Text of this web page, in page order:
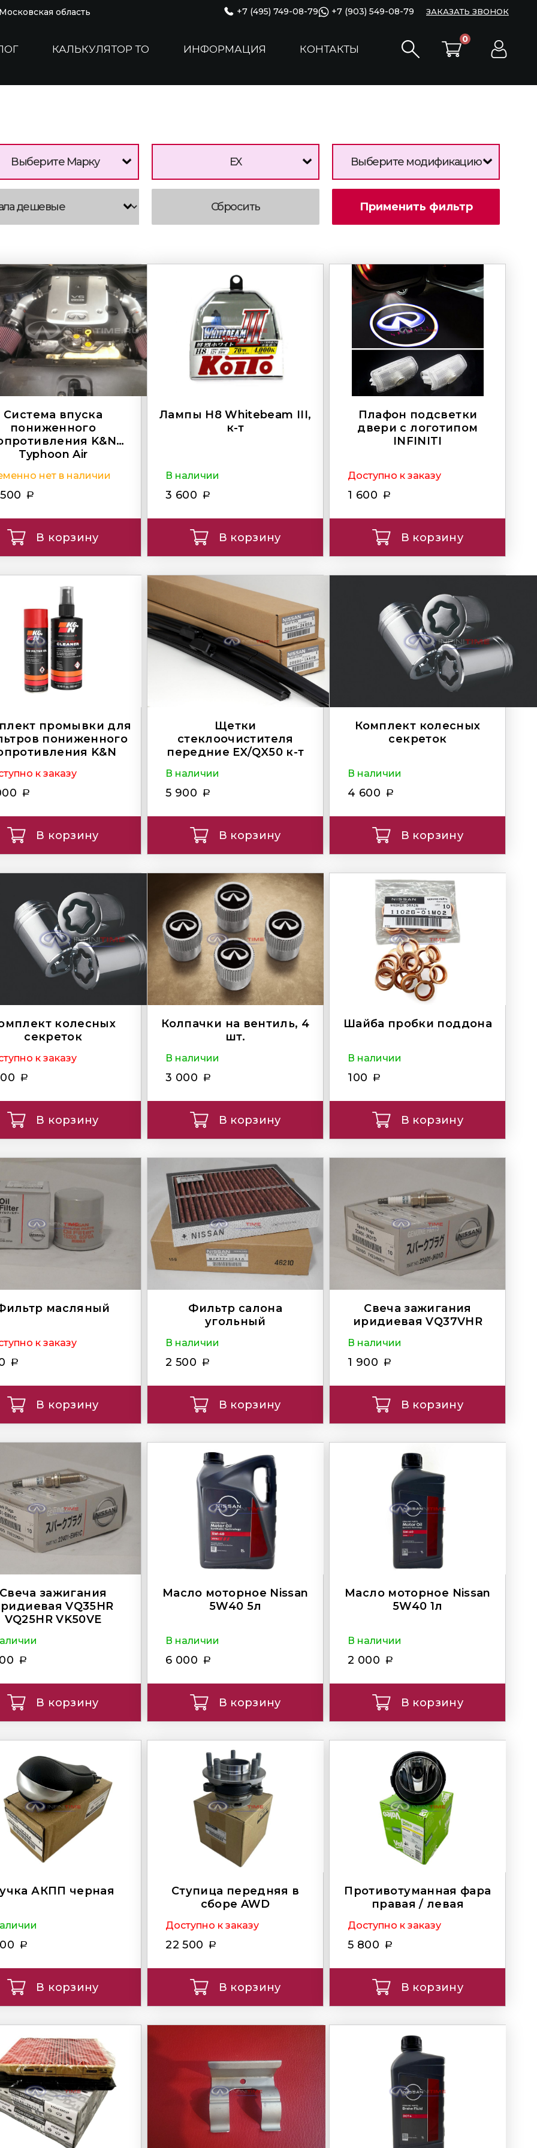
область +7 (495) 749-08-79 +7 (903) 549-08-79 ЗАКАЗАТЬ ЗВОНОК
КАЛЬКУЛЯТОР ТО ИНФОРМАЦИЯ КОНТАКТЫ
0
Выберите Марку EX Выберите модификацию
Система впуска
пониженного
K&N
Typhoon Air
нет в наличии
В корзину
Лампы H8 Whitebeam III,
к-т
В наличии
3 600
В корзину
Плафон подсветки
двери с логотипом
INFINITI
Доступно к заказу
1 600
В корзину
промывки для
пониженного
K&N
к заказу
В корзину
Щетки
стеклоочистителя
передние EX/QX50 к-т
В наличии
5 900
В корзину
Комплект колесных
секреток
В наличии
4 600
В корзину
колесных
секреток
к заказу
В корзину
Колпачки на вентиль, 4
шт.
В наличии
3 000
В корзину
Шайба пробки поддона
В наличии
100
В корзину
масляный
к заказу
В корзину
Фильтр салона
угольный
В наличии
2 500
В корзину
Свеча зажигания
иридиевая VQ37VHR
В наличии
1 900
В корзину
зажигания
VQ35HR
VQ25HR VK50VE
В корзину
Масло моторное Nissan
5W40 5л
В наличии
6 000
В корзину
Масло моторное Nissan
5W40 1л
В наличии
2 000
В корзину
АКПП черная
В корзину
Ступица передняя в
сборе AWD
Доступно к заказу
22 500
В корзину
Противотуманная фара
правая / левая
Доступно к заказу
5 800
В корзину